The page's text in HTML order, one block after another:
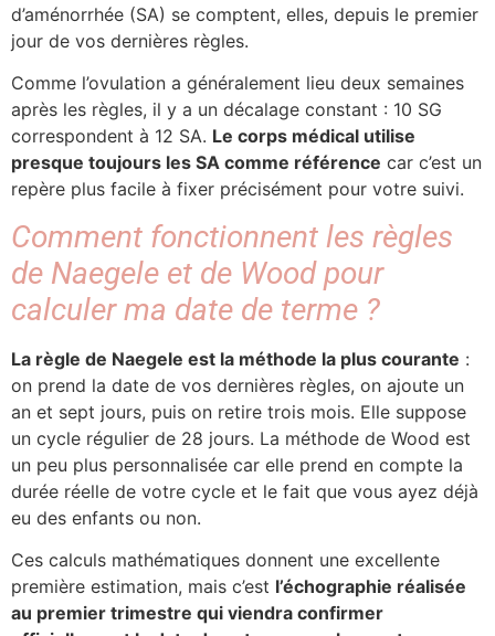
d’aménorrhée (SA) se comptent, elles, depuis le premier
jour de vos dernières règles.
Comme l’ovulation a généralement lieu deux semaines
après les règles, il y a un décalage constant : 10 SG
correspondent à 12 SA. Le corps médical utilise
presque toujours les SA comme référence car c’est un
repère plus facile à fixer précisément pour votre suivi.
Comment fonctionnent les règles
de Naegele et de Wood pour
calculer ma date de terme ?
La règle de Naegele est la méthode la plus courante :
on prend la date de vos dernières règles, on ajoute un
an et sept jours, puis on retire trois mois. Elle suppose
un cycle régulier de 28 jours. La méthode de Wood est
un peu plus personnalisée car elle prend en compte la
durée réelle de votre cycle et le fait que vous ayez déjà
eu des enfants ou non.
Ces calculs mathématiques donnent une excellente
première estimation, mais c’est l’échographie réalisée
au premier trimestre qui viendra confirmer